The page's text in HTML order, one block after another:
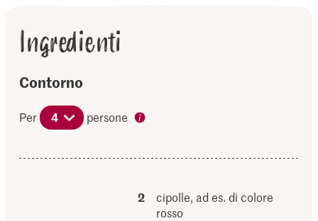
Ingredienti
Contorno
Per 4 persone
2
cipolle, ad es. di colore
rosso